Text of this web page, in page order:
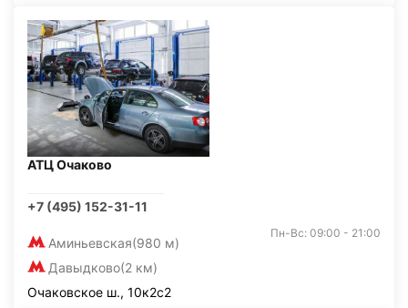
АТЦ Очаково
+7 (495) 152-31-11
Аминьевская(980 м)
Давыдково(2 км)
Пн-Вс: 09:00 - 21:00
Очаковское ш., 10к2с2